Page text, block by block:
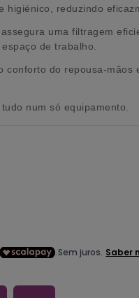
higiénico, reduzindo
uma filtragem
de trabalho.
conforto do repousa-mãos
num só equipamento.